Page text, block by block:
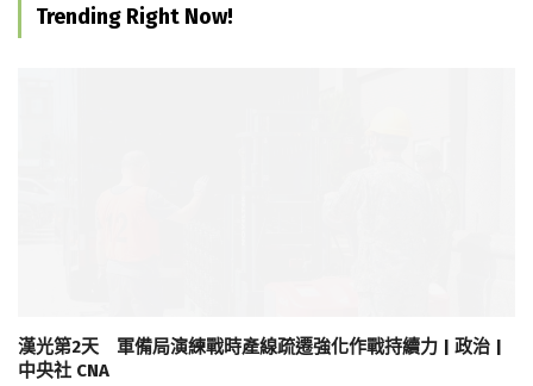
Trending Right Now!
漢光第2天 軍備局演練戰時產線疏遷強化作戰持續力 | 政治 |
中央社 CNA